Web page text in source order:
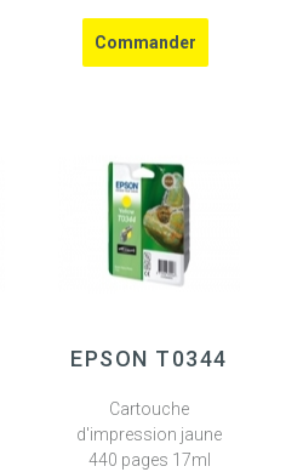
EPSON T0344
Cartouche
d'impression jaune
440 pages 17ml